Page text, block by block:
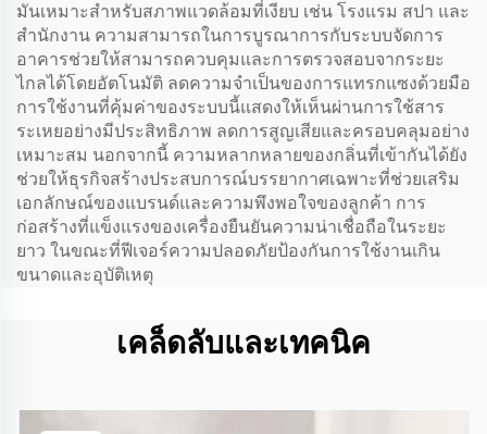
มันเหมาะสำหรับสภาพแวดล้อมที่เงียบ เช่น โรงแรม สปา และ
สำนักงาน ความสามารถในการบูรณาการกับระบบจัดการ
อาคารช่วยให้สามารถควบคุมและการตรวจสอบจากระยะ
ไกลได้โดยอัตโนมัติ ลดความจำเป็นของการแทรกแซงด้วยมือ
การใช้งานที่คุ้มค่าของระบบนี้แสดงให้เห็นผ่านการใช้สาร
ระเหยอย่างมีประสิทธิภาพ ลดการสูญเสียและครอบคลุมอย่าง
เหมาะสม นอกจากนี้ ความหลากหลายของกลิ่นที่เข้ากันได้ยัง
ช่วยให้ธุรกิจสร้างประสบการณ์บรรยากาศเฉพาะที่ช่วยเสริม
เอกลักษณ์ของแบรนด์และความพึงพอใจของลูกค้า การ
ก่อสร้างที่แข็งแรงของเครื่องยืนยันความน่าเชื่อถือในระยะ
ยาว ในขณะที่ฟีเจอร์ความปลอดภัยป้องกันการใช้งานเกิน
ขนาดและอุบัติเหตุ
เคล็ดลับและเทคนิค